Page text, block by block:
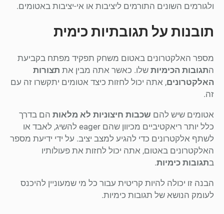
ולגורמים השונים התורמים ליציבות או אי-יציבות באטומים.
תובנות על תגובתיות כימית
מספר האלקטרונים באטום משחק תפקיד מפתח בקביעת
התגובות הכימיות שלו. כאשר אתה מבין את תצורות
האלקטרונים, אתה יכול לחזות כיצד אטומים יתקשרו זה עם
זה.
אטומים שיש להם שכבות חיצוניות לא מלאות הם בדרך
כלל יותר ריאקטיביים מכיוון שהם eager להשיג, לאבד או
לשתף אלקטרונים כדי להגיע למצב יציב. על ידי ידיעת מספר
האלקטרונים באטום, אתה יכול לחזות את פעולותיו
בתגובות כימיות.
הבנה זו יכולה להיות קריטית עבור כל מי שמעוניין להיכנס
לעומק הנושא של תגובות כימיות.